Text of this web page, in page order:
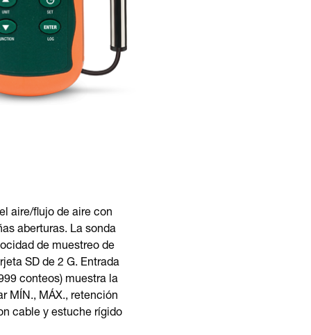
aire/flujo de aire con
aberturas. La sonda
de muestreo de
SD de 2 G. Entrada
conteos) muestra la
MÍN., MÁX., retención
cable y estuche rígido